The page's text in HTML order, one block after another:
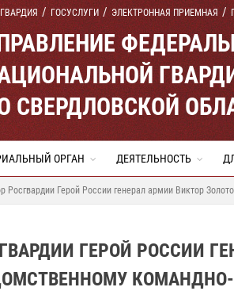
ГОСУСЛУГИ ЭЛЕКТРОННАЯ ПРИЕМНАЯ
СВЕРДЛОВСКОЙ
ОРГАН ДЕЯТЕЛЬНОСТЬ
Росгвардии Герой России генерал армии Виктор
ГЕРОЙ РОССИИ